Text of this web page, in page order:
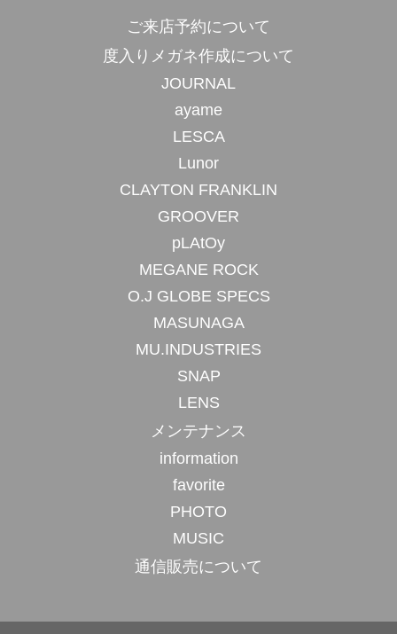
ご来店予約について
度入りメガネ作成について
JOURNAL
ayame
LESCA
Lunor
CLAYTON FRANKLIN
GROOVER
pLAtOy
MEGANE ROCK
O.J GLOBE SPECS
MASUNAGA
MU.INDUSTRIES
SNAP
LENS
メンテナンス
information
favorite
PHOTO
MUSIC
通信販売について